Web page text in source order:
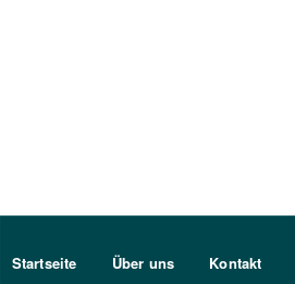
Sekundärmenu DE
Startseite Über uns Kontakt